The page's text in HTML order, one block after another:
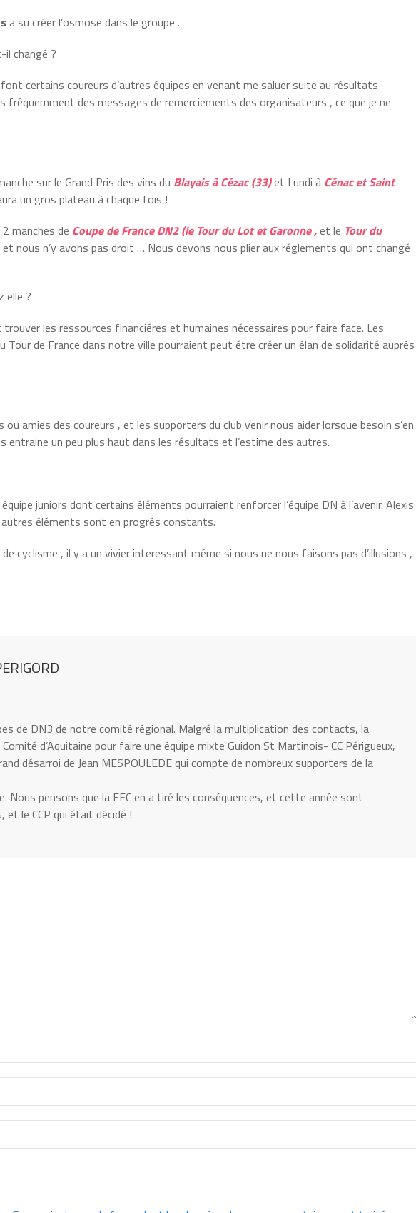
a su créer l’osmose dans le groupe .
changé ?
font certains coureurs d’autres équipes en venant me saluer suite au résultats
fréquemment des messages de remerciements des organisateurs , ce que je ne
sur le Grand Pris des vins du Blayais à Cézac (33)et Lundi à Cénac et Saint
un gros plateau à chaque fois !
manches de Coupe de France DN2 (le Tour du Lot et Garonne ,et le Tour du
nous n’y avons pas droit … Nous devons nous plier aux réglements qui ont changé
elle ?
les ressources financiéres et humaines nécessaires pour faire face. Les
de France dans notre ville pourraient peut étre créer un élan de solidarité auprés
ou amies des coureurs , et les supporters du club venir nous aider lorsque besoin s’en
entraine un peu plus haut dans les résultats et l’estime des autres.
équipe juniors dont certains éléments pourraient renforcer l’équipe DN à l’avenir. Alexis
éléments sont en progrés constants.
cyclisme , il y a un vivier interessant méme si nous ne nous faisons pas d’illusions ,
de DN3 de notre comité régional. Malgré la multiplication des contacts, la
d’Aquitaine pour faire une équipe mixte Guidon St Martinois- CC Périgueux,
désarroi de Jean MESPOULEDE qui compte de nombreux supporters de la
Nous pensons que la FFC en a tiré les conséquences, et cette année sont
et le CCP qui était décidé !